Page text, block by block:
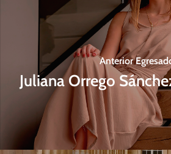
Anterior
Juliana Orrego